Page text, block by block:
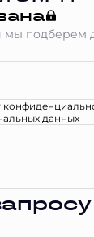
мы подберем
данных